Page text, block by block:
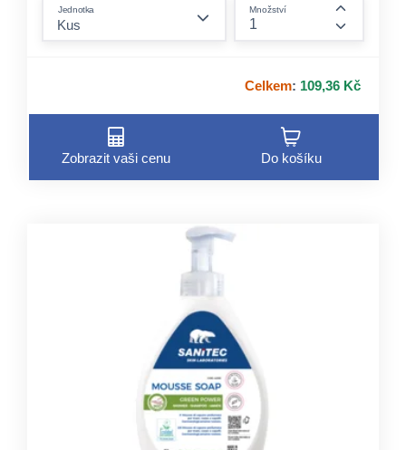
konvenčními chemickými čističi
Jednotka Množství
Celkem: 109,36 Kč
Zobrazit vaši cenu Do košíku